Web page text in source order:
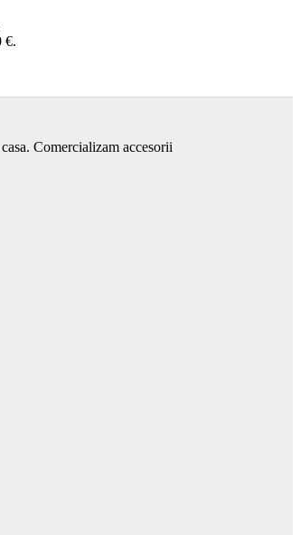
€.
Comercializam accesorii